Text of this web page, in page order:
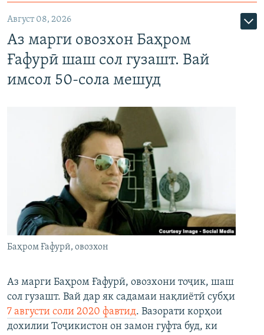
Август 08, 2026
Аз марги овозхон Баҳром
Ғафурӣ шаш сол гузашт. Вай
имсол 50-сола мешуд
Баҳром Ғафурӣ, овозхон
Аз марги Баҳром Ғафурӣ, овозхони тоҷик, шаш
сол гузашт. Вай дар як садамаи нақлиётӣ субҳи
7 августи соли 2020 фавтид. Вазорати корҳои
дохилии Тоҷикистон он замон гуфта буд, ки